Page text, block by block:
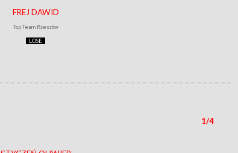
FREJ DAWID
Top Team Rzeszów
LOSE
1/4